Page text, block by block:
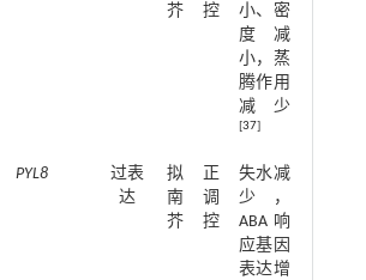
芥
控
小、密
度减
小，蒸
腾作用
减少
[37]
PYL8
过表
达
拟
南
芥
正
调
控
失水减
少，
ABA响
应基因
表达增